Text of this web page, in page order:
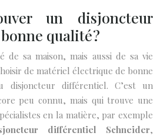
un disjoncteur
qualité ?
de sa maison, mais aussi de sa vie
de matériel électrique de bonne
disjoncteur différentiel. C’est un
peu connu, mais qui trouve une
en la matière, par exemple
différentiel Schneider,